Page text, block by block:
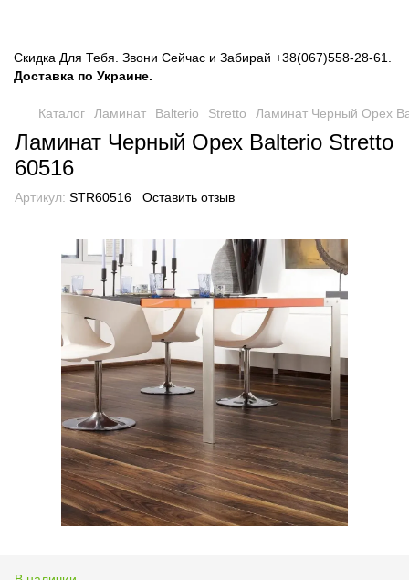
Скидка Для Тебя. Звони Сейчас и Забирай +38(067)558-28-61
Доставка по Украине.
Каталог Ламинат Balterio Stretto Ламинат Черный Орех
Ламинат Черный Орех Balterio Stretto
60516
Артикул: STR60516 Оставить отзыв